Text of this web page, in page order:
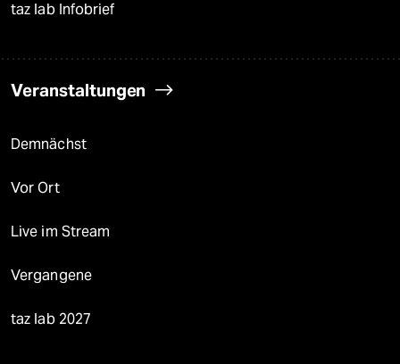
taz lab Infobrief
Veranstaltungen
Demnächst
Vor Ort
Live im Stream
Vergangene
taz lab 2027